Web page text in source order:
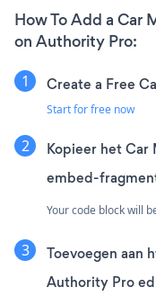
How To Add a Car
on Authority Pro:
Create a Free
Start for free now
Kopieer het
embed-
Your code block will
Toevoegen aan
Authority Pro